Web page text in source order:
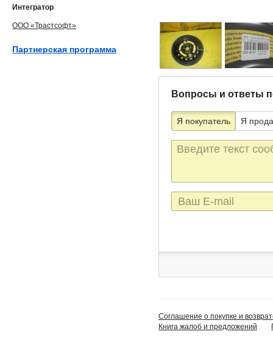
Вопросы и ответы
Я покупатель Я
Текст
сообщения
E-
mail
Интегратор
ООО «Трастсофт»
Партнерская программа
Соглашение о покупке и
Книга жалоб и предложений